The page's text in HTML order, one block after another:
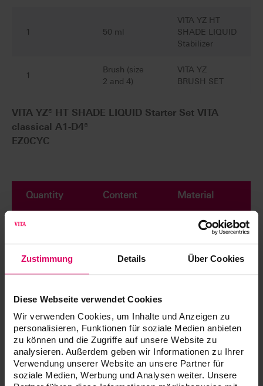
Zustimmung Details Über Cookies
Diese Webseite verwendet Cookies
Wir verwenden Cookies, um Inhalte und Anzeigen zu
personalisieren, Funktionen für soziale Medien anbieten
zu können und die Zugriffe auf unsere Website zu
analysieren. Außerdem geben wir Informationen zu Ihrer
Verwendung unserer Website an unsere Partner für
soziale Medien, Werbung und Analysen weiter. Unsere
1 50 ml
VITA YZ HT
SHADE LIQUID
Stabilizer
1
Brush (size
2 and 4)
VITA YZ
BRUSH SET
VITA YZ® HT SHADE LIQUID Starter Set VITA
classical A1-D4®
EZ0CYC
Quantity Content Material
7 50 ml
VITA YZ HT
SHADE LIQUID
A1, A2, A3,
4 20 ml
EFFECT
LIQUID
Chroma A,
Chroma B,
Chroma C,
Chroma D